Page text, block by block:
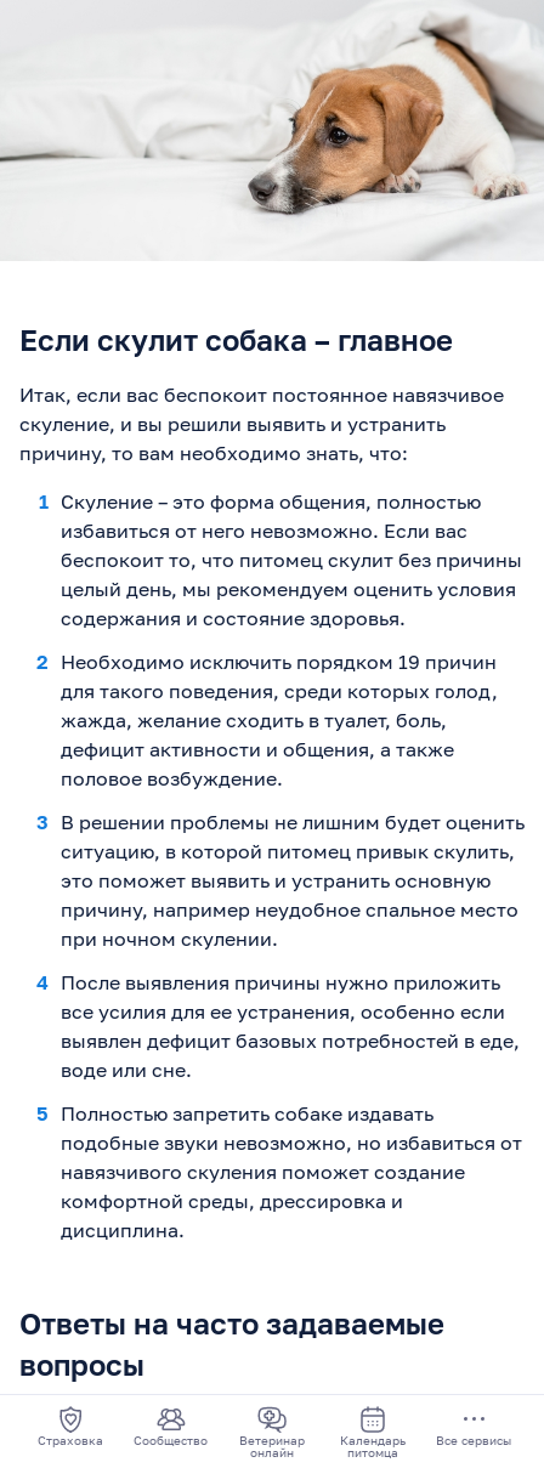
Страховка Сообщество
Ветеринар
онлайн
Календарь
питомца
Все сервисы
Если скулит собака – главное
Итак, если вас беспокоит постоянное навязчивое
скуление, и вы решили выявить и устранить
причину, то вам необходимо знать, что:
Скуление – это форма общения, полностью
избавиться от него невозможно. Если вас
беспокоит то, что питомец скулит без причины
целый день, мы рекомендуем оценить условия
содержания и состояние здоровья.
Необходимо исключить порядком 19 причин
для такого поведения, среди которых голод,
жажда, желание сходить в туалет, боль,
дефицит активности и общения, а также
половое возбуждение.
В решении проблемы не лишним будет оценить
ситуацию, в которой питомец привык скулить,
это поможет выявить и устранить основную
причину, например неудобное спальное место
при ночном скулении.
После выявления причины нужно приложить
все усилия для ее устранения, особенно если
выявлен дефицит базовых потребностей в еде,
воде или сне.
Полностью запретить собаке издавать
подобные звуки невозможно, но избавиться от
навязчивого скуления поможет создание
комфортной среды, дрессировка и
дисциплина.
Ответы на часто задаваемые
вопросы
Собака постоянно скулит без причины – что